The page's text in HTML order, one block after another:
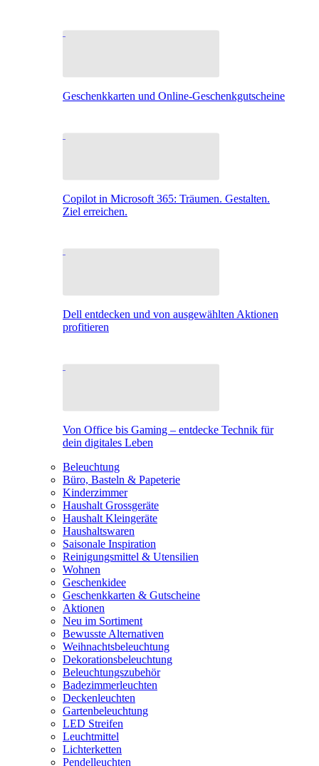
Geschenkkarten und Online-Geschenkgutscheine
Copilot in Microsoft 365: Träumen. Gestalten.
Ziel erreichen.
Dell entdecken und von ausgewählten Aktionen
profitieren
Von Office bis Gaming – entdecke Technik für
dein digitales Leben
Beleuchtung
Büro, Basteln & Papeterie
Kinderzimmer
Haushalt Grossgeräte
Haushalt Kleingeräte
Haushaltswaren
Saisonale Inspiration
Reinigungsmittel & Utensilien
Wohnen
Geschenkidee
Geschenkkarten & Gutscheine
Aktionen
Neu im Sortiment
Bewusste Alternativen
Weihnachtsbeleuchtung
Dekorationsbeleuchtung
Beleuchtungszubehör
Badezimmerleuchten
Deckenleuchten
Gartenbeleuchtung
LED Streifen
Leuchtmittel
Lichterketten
Pendelleuchten